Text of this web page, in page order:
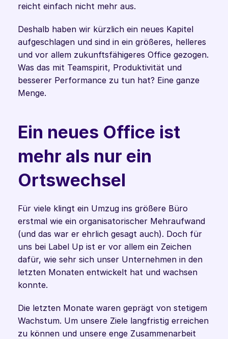
reicht einfach nicht mehr aus.
Deshalb haben wir kürzlich ein neues Kapitel
aufgeschlagen und sind in ein größeres, helleres
und vor allem zukunftsfähigeres Office gezogen.
Was das mit Teamspirit, Produktivität und
besserer Performance zu tun hat? Eine ganze
Menge.
Ein neues Office ist
mehr als nur ein
Ortswechsel
Für viele klingt ein Umzug ins größere Büro
erstmal wie ein organisatorischer Mehraufwand
(und das war er ehrlich gesagt auch). Doch für
uns bei Label Up ist er vor allem ein Zeichen
dafür, wie sehr sich unser Unternehmen in den
letzten Monaten entwickelt hat und wachsen
konnte.
Die letzten Monate waren geprägt von stetigem
Wachstum. Um unsere Ziele langfristig erreichen
zu können und unsere enge Zusammenarbeit